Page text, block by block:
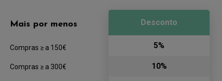
Mais por menos
Compras ≥ a 150€
Compras ≥ a 300€
Desconto
5%
10%